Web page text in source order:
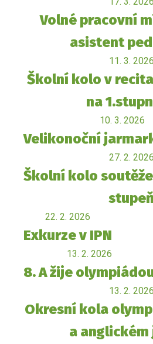
Volné pracovní
asistent
11. 3. 2026
Školní kolo v
na
10. 3. 2026
Velikonoční
27. 2. 2026
Školní kolo
stupeň
22. 2. 2026
Exkurze v IPN
13. 2. 2026
8. A žije
13. 2. 2026
Okresní kola
a anglickém